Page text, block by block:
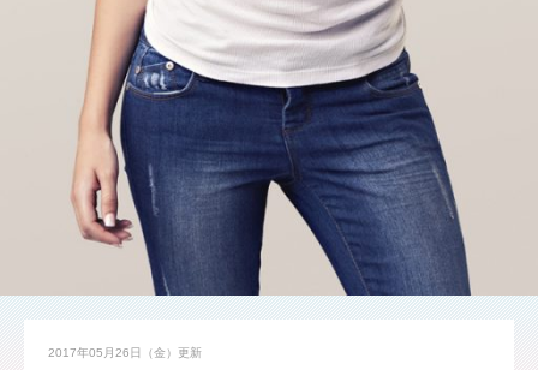
2017年05月26日（金） 更新